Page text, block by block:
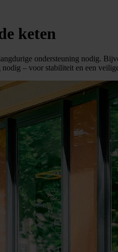
keten
ondersteuning nodig.
nodig – voor stabiliteit en een